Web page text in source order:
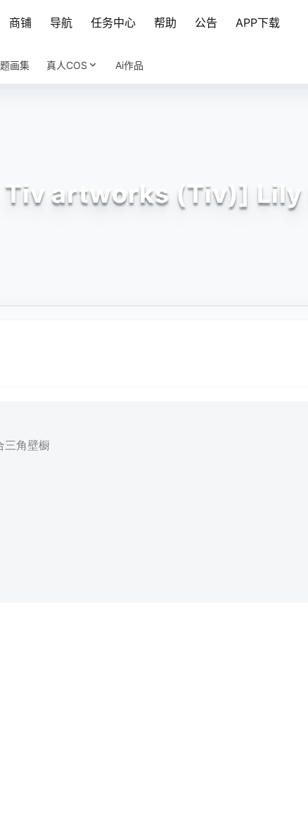
商铺 导航 任务中心 帮助 公告 APP下载
画集 真人COS Ai作品
artworks (Tiv)] Lily
三角壁橱